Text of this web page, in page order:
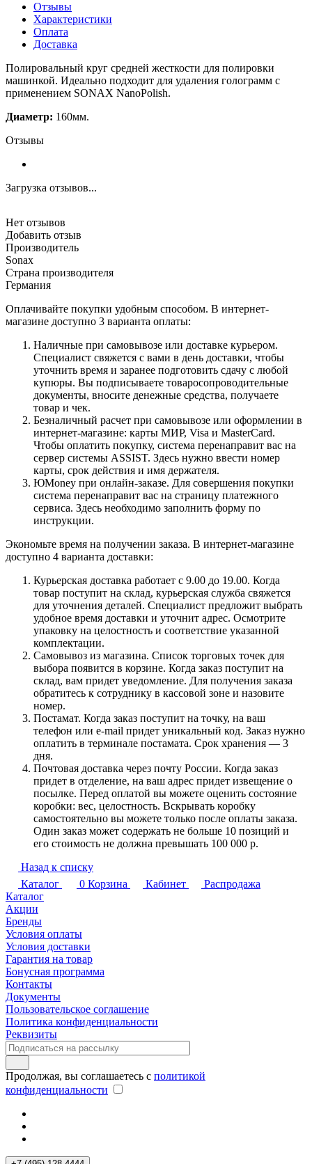
Отзывы
Характеристики
Оплата
Доставка
Полировальный круг средней жесткости для полировки
машинкой. Идеально подходит для удаления голограмм с
применением SONAX NanoPolish.
Диаметр: 160мм.
Отзывы
Загрузка отзывов...
Нет отзывов
Добавить отзыв
Производитель
Sonax
Страна производителя
Германия
Оплачивайте покупки удобным способом. В интернет-
магазине доступно 3 варианта оплаты:
Наличные при самовывозе или доставке курьером.
Специалист свяжется с вами в день доставки, чтобы
уточнить время и заранее подготовить сдачу с любой
купюры. Вы подписываете товаросопроводительные
документы, вносите денежные средства, получаете
товар и чек.
Безналичный расчет при самовывозе или оформлении в
интернет-магазине: карты МИР, Visa и MasterCard.
Чтобы оплатить покупку, система перенаправит вас на
сервер системы ASSIST. Здесь нужно ввести номер
карты, срок действия и имя держателя.
ЮMoney при онлайн-заказе. Для совершения покупки
система перенаправит вас на страницу платежного
сервиса. Здесь необходимо заполнить форму по
инструкции.
Экономьте время на получении заказа. В интернет-магазине
доступно 4 варианта доставки:
Курьерская доставка работает с 9.00 до 19.00. Когда
товар поступит на склад, курьерская служба свяжется
для уточнения деталей. Специалист предложит выбрать
удобное время доставки и уточнит адрес. Осмотрите
упаковку на целостность и соответствие указанной
комплектации.
Самовывоз из магазина. Список торговых точек для
выбора появится в корзине. Когда заказ поступит на
склад, вам придет уведомление. Для получения заказа
обратитесь к сотруднику в кассовой зоне и назовите
номер.
Постамат. Когда заказ поступит на точку, на ваш
телефон или e-mail придет уникальный код. Заказ нужно
оплатить в терминале постамата. Срок хранения — 3
дня.
Почтовая доставка через почту России. Когда заказ
придет в отделение, на ваш адрес придет извещение о
посылке. Перед оплатой вы можете оценить состояние
коробки: вес, целостность. Вскрывать коробку
самостоятельно вы можете только после оплаты заказа.
Один заказ может содержать не больше 10 позиций и
его стоимость не должна превышать 100 000 р.
Назад к списку
Каталог
0 Корзина Кабинет
Распродажа
Каталог
Акции
Бренды
Условия оплаты
Условия доставки
Гарантия на товар
Бонусная программа
Контакты
Документы
Пользовательское соглашение
Политика конфиденциальности
Реквизиты
Продолжая, вы соглашаетесь с политикой
конфиденциальности